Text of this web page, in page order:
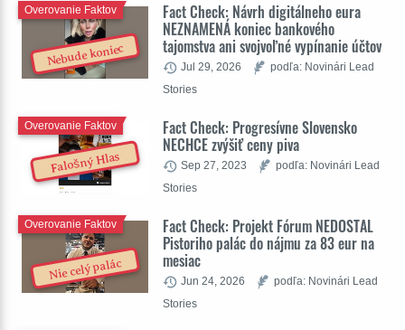
Nebude koniec
Fact Check: Návrh digitálneho eura
NEZNAMENÁ koniec bankového
tajomstva ani svojvoľné vypínanie účtov
Overovanie Faktov
Jul 29, 2026
podľa: Novinári Lead
Stories
Falošný Hlas
Fact Check: Progresívne Slovensko
NECHCE zvýšiť ceny piva
Overovanie Faktov
Sep 27, 2023
podľa: Novinári Lead
Stories
Nie celý palác
Fact Check: Projekt Fórum NEDOSTAL
Pistoriho palác do nájmu za 83 eur na
mesiac
Overovanie Faktov
Jun 24, 2026
podľa: Novinári Lead
Stories